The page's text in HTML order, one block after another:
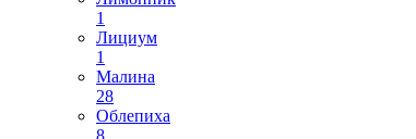
1
Лициум
1
Малина
28
Облепиха
8